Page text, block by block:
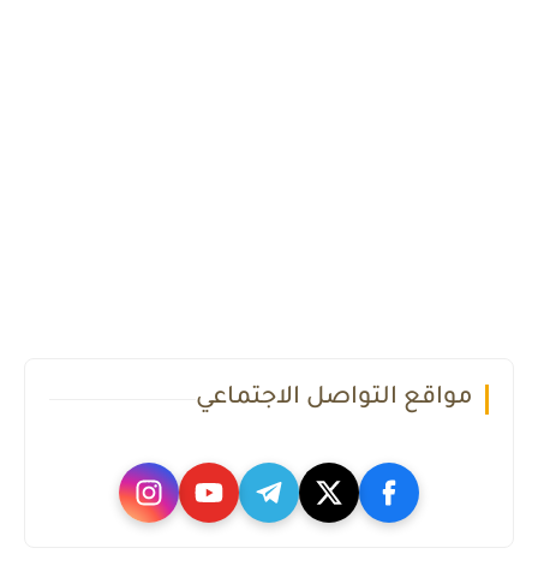
مواقع التواصل الاجتماعي